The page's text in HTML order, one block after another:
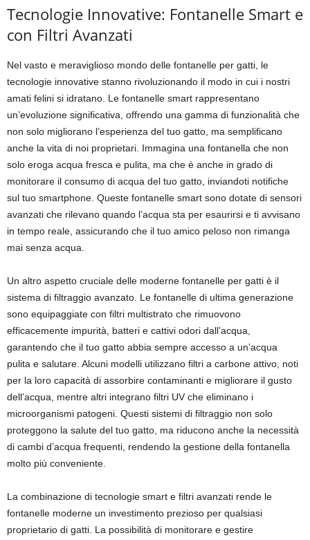
Tecnologie Innovative: Fontanelle Smart e
con Filtri Avanzati
Nel vasto e meraviglioso mondo delle fontanelle per gatti, le
tecnologie innovative stanno rivoluzionando il modo in cui i nostri
amati felini si idratano. Le fontanelle smart rappresentano
un’evoluzione significativa, offrendo una gamma di funzionalità che
non solo migliorano l’esperienza del tuo gatto, ma semplificano
anche la vita di noi proprietari. Immagina una fontanella che non
solo eroga acqua fresca e pulita, ma che è anche in grado di
monitorare il consumo di acqua del tuo gatto, inviandoti notifiche
sul tuo smartphone. Queste fontanelle smart sono dotate di sensori
avanzati che rilevano quando l’acqua sta per esaurirsi e ti avvisano
in tempo reale, assicurando che il tuo amico peloso non rimanga
mai senza acqua.
Un altro aspetto cruciale delle moderne fontanelle per gatti è il
sistema di filtraggio avanzato. Le fontanelle di ultima generazione
sono equipaggiate con filtri multistrato che rimuovono
efficacemente impurità, batteri e cattivi odori dall’acqua,
garantendo che il tuo gatto abbia sempre accesso a un’acqua
pulita e salutare. Alcuni modelli utilizzano filtri a carbone attivo, noti
per la loro capacità di assorbire contaminanti e migliorare il gusto
dell’acqua, mentre altri integrano filtri UV che eliminano i
microorganismi patogeni. Questi sistemi di filtraggio non solo
proteggono la salute del tuo gatto, ma riducono anche la necessità
di cambi d’acqua frequenti, rendendo la gestione della fontanella
molto più conveniente.
La combinazione di tecnologie smart e filtri avanzati rende le
fontanelle moderne un investimento prezioso per qualsiasi
proprietario di gatti. La possibilità di monitorare e gestire